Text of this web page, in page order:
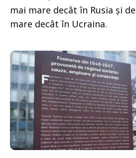
mai mare decât în Rusia și
mare decât în Ucraina.